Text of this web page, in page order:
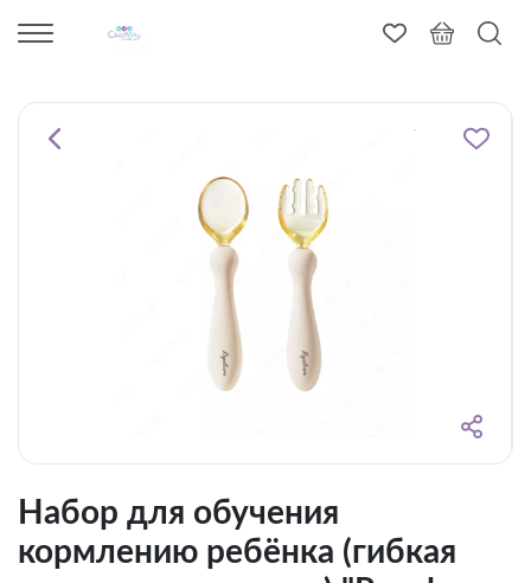
Набор для обучения
кормлению ребёнка (гибкая